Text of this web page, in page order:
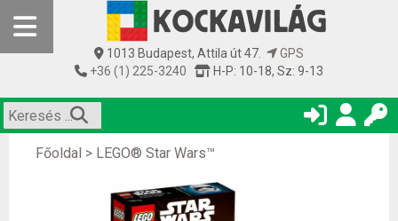
1013 Budapest, Attila út 47.
GPS
+36 (1) 225-3240
H-P: 10-18, Sz: 9-13
Főoldal > LEGO® Star Wars™